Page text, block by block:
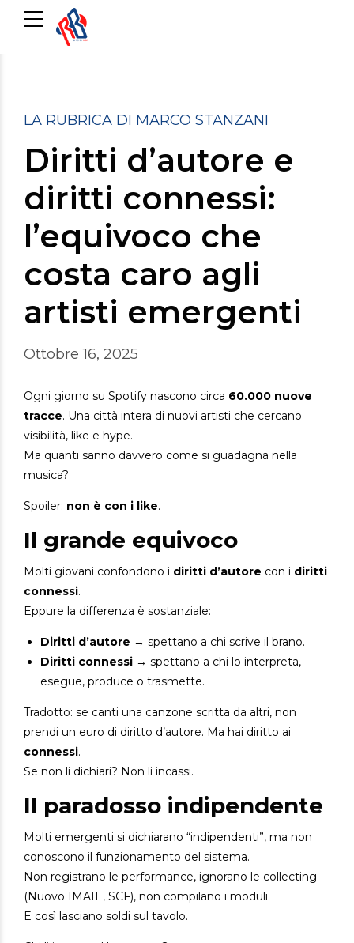
LA RUBRICA DI MARCO STANZANI
Diritti d’autore e
diritti connessi:
l’equivoco che
costa caro agli
artisti emergenti
Ottobre 16, 2025
Ogni giorno su Spotify nascono circa 60.000 nuove
tracce. Una città intera di nuovi artisti che cercano
visibilità, like e hype.
Ma quanti sanno davvero come si guadagna nella
musica?
Spoiler: non è con i like.
Il grande equivoco
Molti giovani confondono i diritti d’autore con i diritti
connessi.
Eppure la differenza è sostanziale:
Diritti d’autore → spettano a chi scrive il brano.
Diritti connessi → spettano a chi lo interpreta,
esegue, produce o trasmette.
Tradotto: se canti una canzone scritta da altri, non
prendi un euro di diritto d’autore. Ma hai diritto ai
connessi.
Se non li dichiari? Non li incassi.
Il paradosso indipendente
Molti emergenti si dichiarano “indipendenti”, ma non
conoscono il funzionamento del sistema.
Non registrano le performance, ignorano le collecting
(Nuovo IMAIE, SCF), non compilano i moduli.
E così lasciano soldi sul tavolo.